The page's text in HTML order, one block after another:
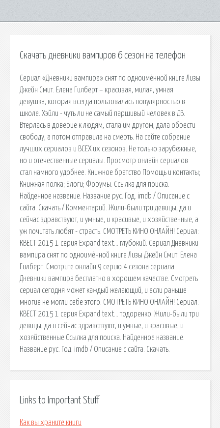
Скачать дневники вампиров 6 сезон на телефон
Сериал «Дневники вампира» снят по одноимённой книге Лизы
Джейн Смит. Елена Гилберт – красивая, милая, умная
девушка, которая всегда пользовалась популярностью в
школе. Хэйли - чуть ли не самый паршивый человек в ДВ.
Втерлась в доверие к людям, стала им другом, дала обрести
свободу, а потом отправила на смерть. На сайте собрание
лучших сериалов и ВСЕХ их сезонов. Не только зарубежные,
но и отечественные сериалы. Просмотр онлайн сериалов
стал намного удобнее. Книжное братство Помощь и контакты;
Книжная полка; Блоги; Форумы. Ссылка для поиска.
Найденное название. Название рус. Год. imdb / Описание с
сайта. Скачать / Комментарий. Жили-были три девицы, да и
сейчас здравствуют, и умные, и красивые, и хозяйственные, а
уж почитать любят - страсть. СМОТРЕТЬ КИНО ОНЛАЙН! Сериал:
КВЕСТ 2015 1 серия Expand text… глубокий. Сериал Дневники
вампира снят по одноимённой книге Лизы Джейн Смит. Елена
Гилберт. Смотрите онлайн 9 серию 4 сезона сериала
Дневники вампира бесплатно в хорошем качестве. Смотреть
сериал сегодня может каждый желающий, и если раньше
многие не могли себе этого. СМОТРЕТЬ КИНО ОНЛАЙН! Сериал:
КВЕСТ 2015 1 серия Expand text… тодоренко. Жили-были три
девицы, да и сейчас здравствуют, и умные, и красивые, и
хозяйственные Ссылка для поиска. Найденное название.
Название рус. Год. imdb / Описание с сайта. Скачать.
Links to Important Stuff
Как вы храните книги